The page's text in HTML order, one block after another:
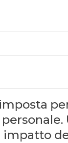
impatto